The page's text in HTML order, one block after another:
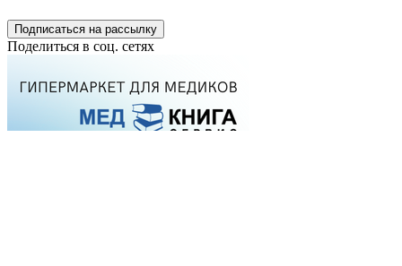
Подписаться на рассылку
Поделиться в соц. сетях